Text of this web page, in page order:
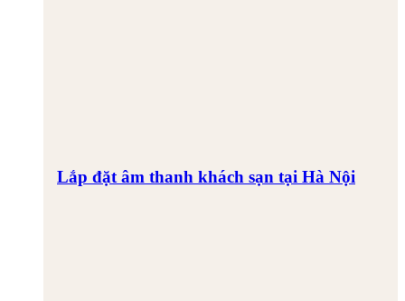
Lắp đặt âm thanh khách sạn tại Hà Nội